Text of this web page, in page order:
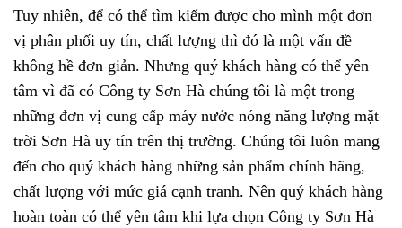
Tuy nhiên, để có thể tìm kiếm được cho mình một đơn
vị phân phối uy tín, chất lượng thì đó là một vấn đề
không hề đơn giản. Nhưng quý khách hàng có thể yên
tâm vì đã có Công ty Sơn Hà chúng tôi là một trong
những đơn vị cung cấp máy nước nóng năng lượng mặt
trời Sơn Hà uy tín trên thị trường. Chúng tôi luôn mang
đến cho quý khách hàng những sản phẩm chính hãng,
chất lượng với mức giá cạnh tranh. Nên quý khách hàng
hoàn toàn có thể yên tâm khi lựa chọn Công ty Sơn Hà